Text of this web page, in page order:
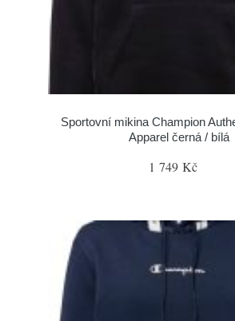
Sportovní mikina Champion
Apparel černá / bílá
1 749 Kč